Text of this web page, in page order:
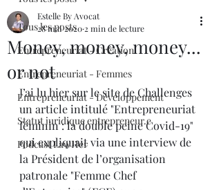
Tous les posts
Entrepreneuriat - Création
Entrepreneuriat - Femmes
Entrepreneuriat - Développement
Statut juridique entrepreneur.e
Podcast LawHer
Money, money, money...
or not
Estelle By Avocat
28 mai 2020 2 min de lecture
J’ai lu hier sur le site de Challenges
un article intitulé "Entrepreneuriat
féminin : la double peine Covid-19"
qui expliquait via une interview de
la Président de l’organisation
patronale "Femme Chef